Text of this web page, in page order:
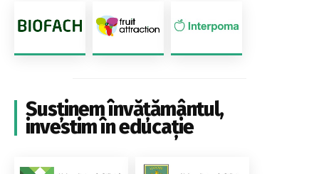
Susținem învățământul,
investim în educație